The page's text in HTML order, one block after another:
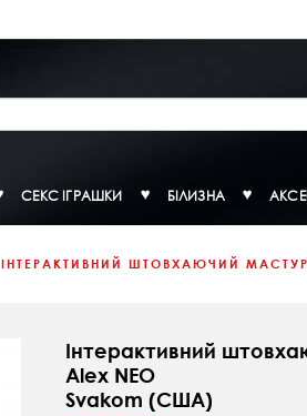
СЕКС ІГРАШКИ БІЛИЗНА
ІНТЕРАКТИВНИЙ ШТОВХАЮЧИЙ
Інтерактивний
Alex NEO
Svakom (США)